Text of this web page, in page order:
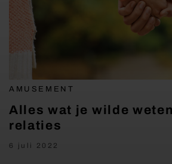
AMUSEMENT
Alles wat je wilde
relaties
6 juli 2022